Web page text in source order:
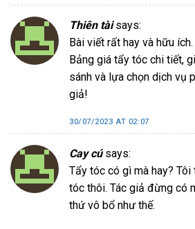
Thiên tài says:
Bài viết rất hay và hữu
Bảng giá tẩy tóc chi tiết,
sánh và lựa chọn dịch vụ
giả!
30/07/2023 AT 02:07
Cay cú says:
Tẩy tóc có gì mà hay?
tóc thôi. Tác giả đừng có
thứ vô bổ như thế.